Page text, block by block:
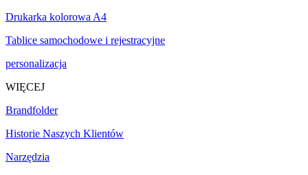
Drukarka kolorowa A4
Tablice samochodowe i rejestracyjne
personalizacja
WIĘCEJ
Brandfolder
Historie Naszych Klientów
Narzędzia